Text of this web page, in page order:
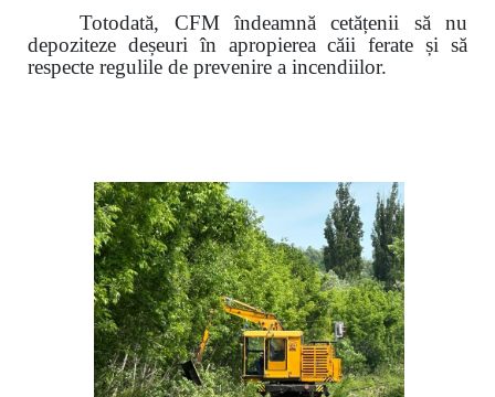
Totodată, CFM îndeamnă cetățenii să nu
depoziteze deșeuri în apropierea căii ferate și să
respecte regulile de prevenire a incendiilor.